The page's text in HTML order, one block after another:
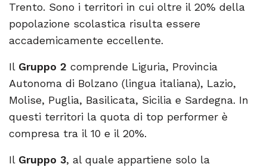
Trento. Sono i territori in cui oltre il 20% della
popolazione scolastica risulta essere
accademicamente eccellente.
Il Gruppo 2 comprende Liguria, Provincia
Autonoma di Bolzano (lingua italiana), Lazio,
Molise, Puglia, Basilicata, Sicilia e Sardegna. In
questi territori la quota di top performer è
compresa tra il 10 e il 20%.
Il Gruppo 3, al quale appartiene solo la